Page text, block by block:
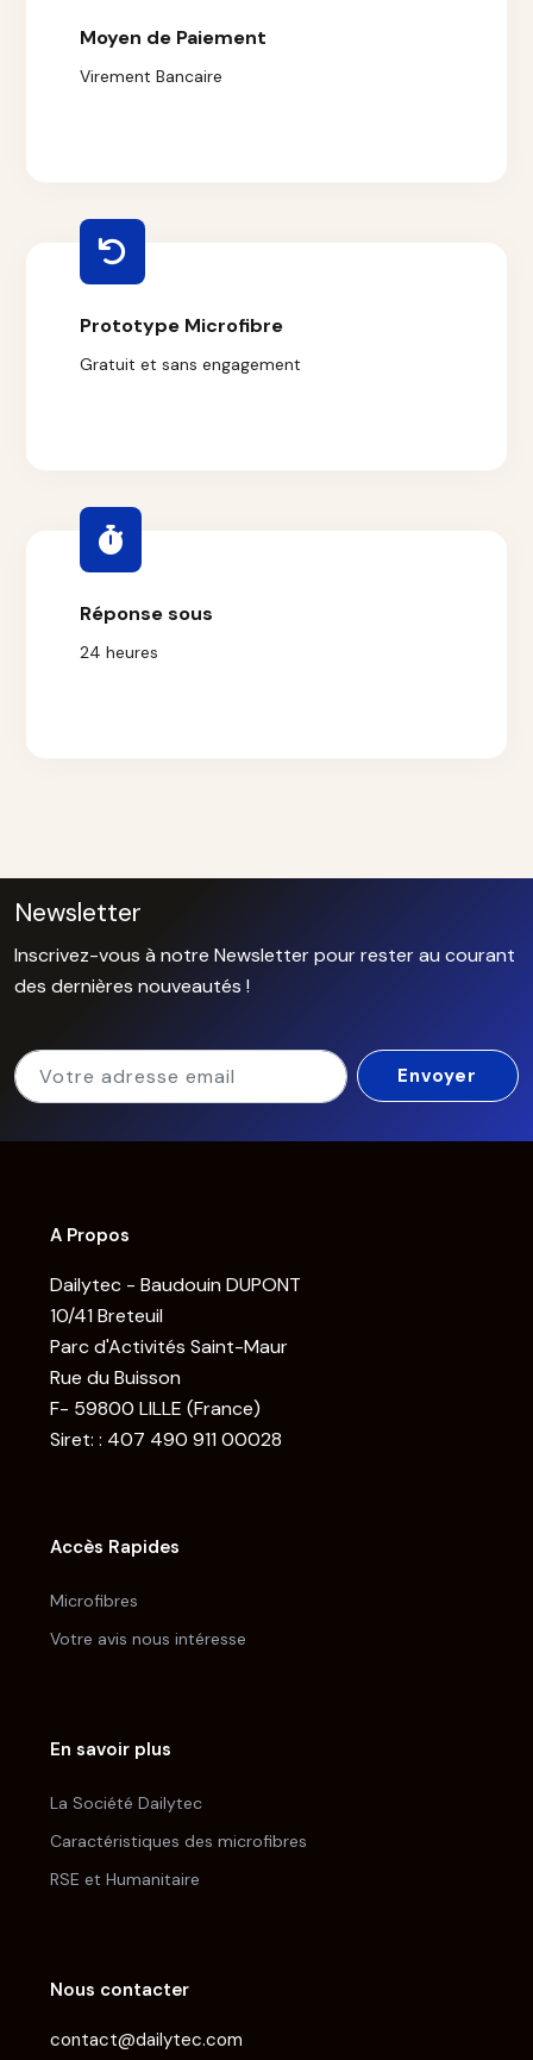
Moyen de Paiement
Virement Bancaire
Prototype Microfibre
Gratuit et sans engagement
Réponse sous
24 heures
Newsletter
Inscrivez-vous à notre Newsletter pour rester au courant
des dernières nouveautés !
A Propos
Dailytec - Baudouin DUPONT
10/41 Breteuil
Parc d'Activités Saint-Maur
Rue du Buisson
F- 59800 LILLE (France)
Siret: : 407 490 911 00028
Accès Rapides
Microfibres
Votre avis nous intéresse
En savoir plus
La Société Dailytec
Caractéristiques des microfibres
RSE et Humanitaire
Nous contacter
contact@dailytec.com